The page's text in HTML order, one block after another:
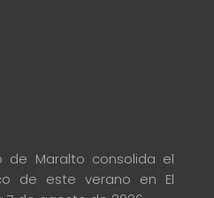
de Maralto consolida el
de este verano en El